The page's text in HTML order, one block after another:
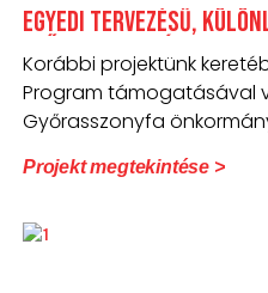
Egyedi tervezésű,
Győrasszonyfán
Korábbi projektünk
Program támogatásával
Győrasszonyfa
Projekt megtekintése >